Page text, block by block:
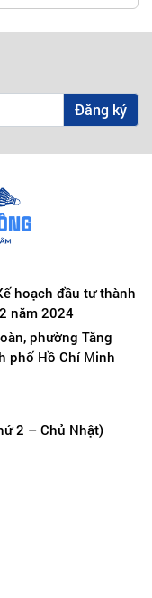
Đăng ký
hoạch đầu tư thành
năm 2024
phường Tăng
phố Hồ Chí Minh
2 – Chủ Nhật)